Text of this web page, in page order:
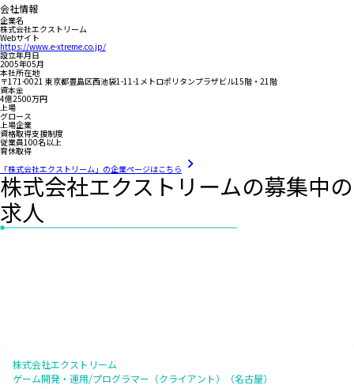
会社情報
企業名
株式会社エクストリーム
Webサイト
https://www.e-xtreme.co.jp/
設立年月日
2005年05月
本社所在地
〒171-0021 東京都豊島区西池袋1-11-1メトロポリタンプラザビル15階・21階
資本金
4億2500万円
上場
グロース
上場企業
資格取得支援制度
従業員100名以上
育休取得
「株式会社エクストリーム」の企業ページはこちら
株式会社エクストリームの募集中の
求人
株式会社エクストリーム
ゲーム開発・運用/プログラマー（クライアント）（名古屋）